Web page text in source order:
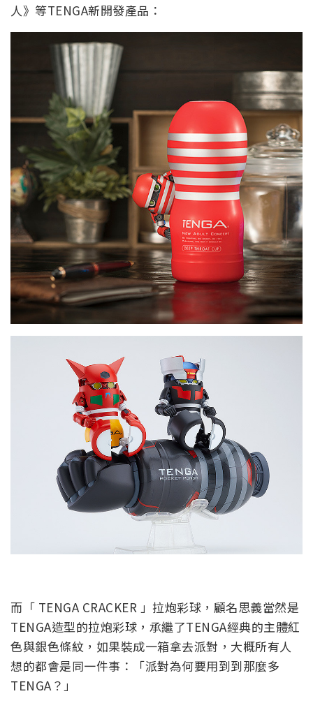
人》等TENGA新開發產品：
而「 TENGA CRACKER 」拉炮彩球，顧名思義當然是
TENGA造型的拉炮彩球，承繼了TENGA經典的主體紅
色與銀色條紋，如果裝成一箱拿去派對，大概所有人
想的都會是同一件事：「派對為何要用到到那麼多
TENGA？」